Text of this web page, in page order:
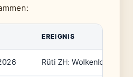
EREIGNIS
Rüti ZH: Wolkenlos bei